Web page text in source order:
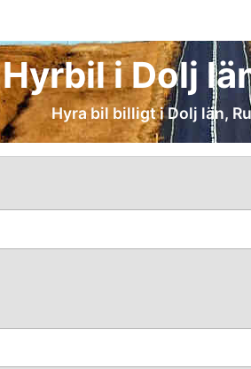
Hyrbil i Dolj
Hyra bil billigt i Dolj län,